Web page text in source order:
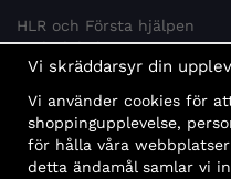
HLR och Första hjälpen
Psykisk hälsa
Brandskydd
MÅLGRUPPER
Offentlig sektor och företag
Privatpersoner
Vi skräddarsyr din
Vi använder cookies för
shoppingupplevelse,
för hålla våra
detta ändamål samlar vi